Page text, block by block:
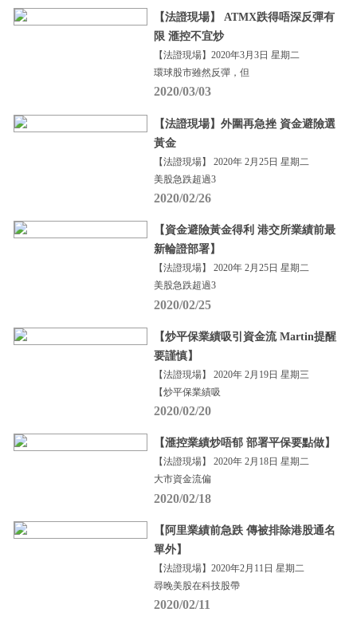
【法證現場】 ATMX跌得唔深反彈有
限 滙控不宜炒
【法證現場】2020年3月3日 星期二
環球股市雖然反彈，但
2020/03/03
【法證現場】外圍再急挫 資金避險選
黃金
【法證現場】 2020年 2月25日 星期二
美股急跌超過3
2020/02/26
【資金避險黃金得利 港交所業績前最
新輪證部署】
【法證現場】 2020年 2月25日 星期二
美股急跌超過3
2020/02/25
【炒平保業績吸引資金流 Martin提醒
要謹慎】
【法證現場】 2020年 2月19日 星期三
【炒平保業績吸
2020/02/20
【滙控業績炒唔郁 部署平保要點做】
【法證現場】 2020年 2月18日 星期二
大市資金流偏
2020/02/18
【阿里業績前急跌 傳被排除港股通名
單外】
【法證現場】2020年2月11日 星期二
尋晚美股在科技股帶
2020/02/11